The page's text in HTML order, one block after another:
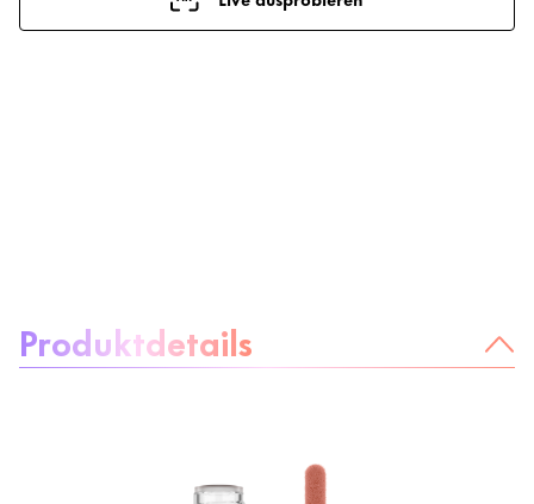
Produktdetails